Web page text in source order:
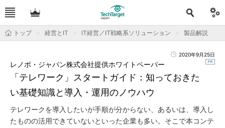
トップ 経営とIT IT経営／IT戦略系ソリューション 製品解説
2020年9月25日
「テレワーク」スタートガイド：知っておきた
い基礎知識と導入・運用のノウハウ
レノボ・ジャパン株式会社提供ホワイトペーパー
テレワークを導入したいが手順が分からない、あるいは、導入し
たものの活用できていないといった企業も多い。そこで本コンテ